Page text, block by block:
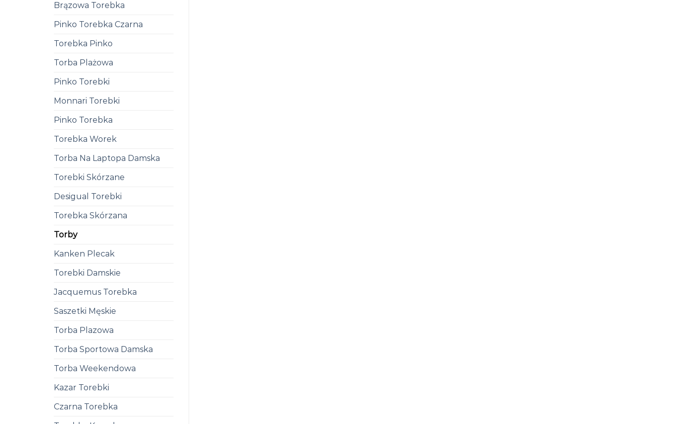
Brązowa Torebka
Pinko Torebka Czarna
Torebka Pinko
Torba Plażowa
Pinko Torebki
Monnari Torebki
Pinko Torebka
Torebka Worek
Torba Na Laptopa Damska
Torebki Skórzane
Desigual Torebki
Torebka Skórzana
Torby
Kanken Plecak
Torebki Damskie
Jacquemus Torebka
Saszetki Męskie
Torba Plazowa
Torba Sportowa Damska
Torba Weekendowa
Kazar Torebki
Czarna Torebka